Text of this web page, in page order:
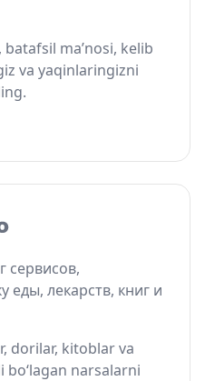
batafsil ma’nosi, kelib
va yaqinlaringizni
сервисов,
еды, лекарств, книг и
dorilar, kitoblar va
narsalarni